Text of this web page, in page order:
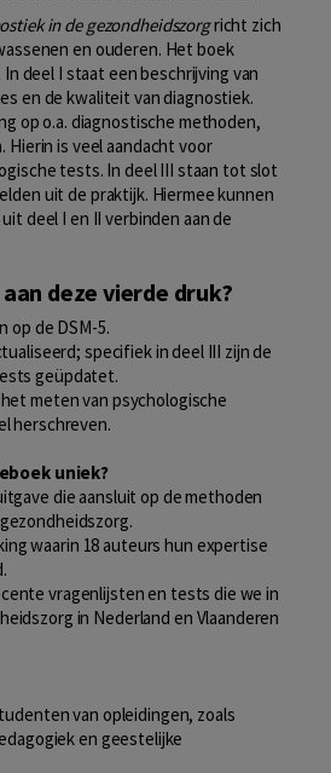
in de gezondheidszorgricht zich
en ouderen. Het boek
deel I staat een beschrijving van
en de kwaliteit van diagnostiek.
op o.a. diagnostische methoden,
is veel aandacht voor
tests. In deel III staan tot slot
uit de praktijk. Hiermee kunnen
deel I en II verbinden aan de
deze vierde druk?
op de DSM-5.
specifiek in deel III zijn de
geüpdatet.
meten van psychologische
herschreven.
uniek?
die aansluit op de methoden
waarin 18 auteurs hun expertise
vragenlijsten en tests die we in
in Nederland en Vlaanderen
van opleidingen, zoals
en geestelijke